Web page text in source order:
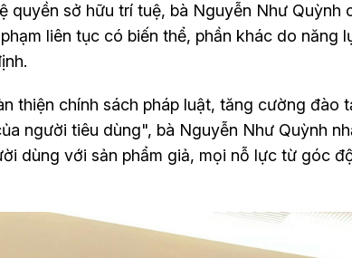
quyền sở hữu trí tuệ, bà Nguyễn Như Quỳnh
liên tục có biến thể, phần khác do năng
thiện chính sách pháp luật, tăng cường đào
người tiêu dùng", bà Nguyễn Như Quỳnh
dùng với sản phẩm giả, mọi nỗ lực từ góc